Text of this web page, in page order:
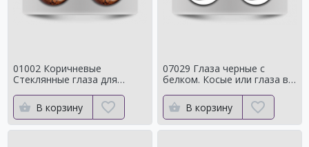
01002 Коричневые
Стеклянные глаза для
Натуральный цвет
В корзину
07029 Глаза черные с
белком. Косые или глаза в
В корзину